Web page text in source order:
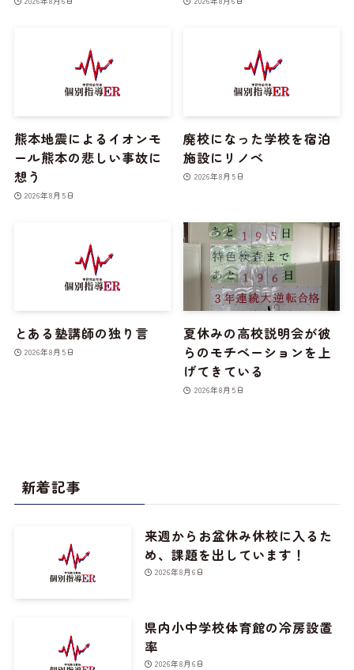
熊本地震によるイオンモ
ール熊本の悲しい事故に
想う
2026年8月5日
廃校になった学校を宿泊
施設にリノベ
2026年8月5日
とある塾講師の独り言
2026年8月5日
夏休みの高校説明会が彼
らのモチベーションを上
げてきている
2026年8月5日
新着記事
来週からお盆休み休校に入るた
め、課題を出しています！
2026年8月6日
県内小中学校体育館の冷房設置
率
2026年8月6日